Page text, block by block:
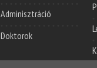
Adminisztráció
Doktorok